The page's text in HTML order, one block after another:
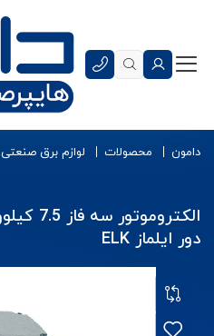
دامون محصولات لوازم برق صنعتی
دور ایلماز ELK